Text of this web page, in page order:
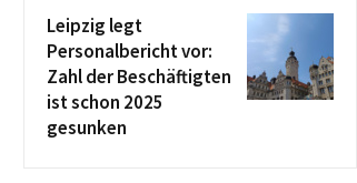
Leipzig legt
Personalbericht vor:
Zahl der Beschäftigten
ist schon 2025
gesunken